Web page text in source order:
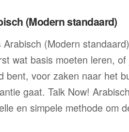
(Modern standaard)
Arabisch (Modern
wat basis moeten leren,
bent, voor zaken naar het
gaat. Talk Now!
en simpele methode om